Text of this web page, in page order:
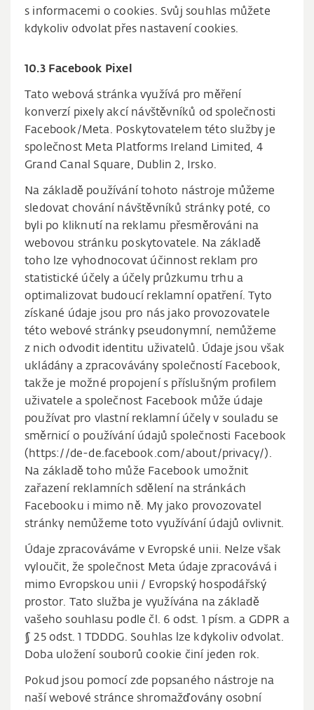
s informacemi o cookies. Svůj souhlas můžete
kdykoliv odvolat přes nastavení cookies.
10.3 Facebook Pixel
Tato webová stránka využívá pro měření
konverzí pixely akcí návštěvníků od společnosti
Facebook/Meta. Poskytovatelem této služby je
společnost Meta Platforms Ireland Limited, 4
Grand Canal Square, Dublin 2, Irsko.
Na základě používání tohoto nástroje můžeme
sledovat chování návštěvníků stránky poté, co
byli po kliknutí na reklamu přesměrováni na
webovou stránku poskytovatele. Na základě
toho lze vyhodnocovat účinnost reklam pro
statistické účely a účely průzkumu trhu a
optimalizovat budoucí reklamní opatření. Tyto
získané údaje jsou pro nás jako provozovatele
této webové stránky pseudonymní, nemůžeme
z nich odvodit identitu uživatelů. Údaje jsou však
ukládány a zpracovávány společností Facebook,
takže je možné propojení s příslušným profilem
uživatele a společnost Facebook může údaje
používat pro vlastní reklamní účely v souladu se
směrnicí o používání údajů společnosti Facebook
(https://de-de.facebook.com/about/privacy/).
Na základě toho může Facebook umožnit
zařazení reklamních sdělení na stránkách
Facebooku i mimo ně. My jako provozovatel
stránky nemůžeme toto využívání údajů ovlivnit.
Údaje zpracováváme v Evropské unii. Nelze však
vyloučit, že společnost Meta údaje zpracovává i
mimo Evropskou unii / Evropský hospodářský
prostor. Tato služba je využívána na základě
vašeho souhlasu podle čl. 6 odst. 1 písm. a GDPR a
§ 25 odst. 1 TDDDG. Souhlas lze kdykoliv odvolat.
Doba uložení souborů cookie činí jeden rok.
Pokud jsou pomocí zde popsaného nástroje na
naší webové stránce shromažďovány osobní